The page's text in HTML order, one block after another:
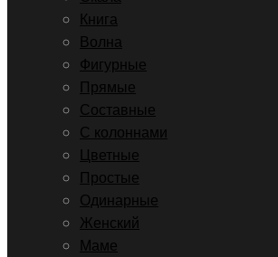
Книга
Волна
Фигурные
Прямые
Составные
С колоннами
Цветные
Простые
Одинарные
Женский
Маме